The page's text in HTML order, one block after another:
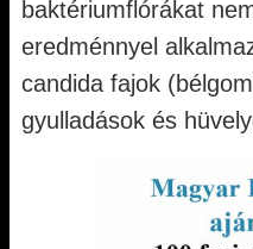
baktériumflórákat
eredménnyel
candida fajok
gyulladások és